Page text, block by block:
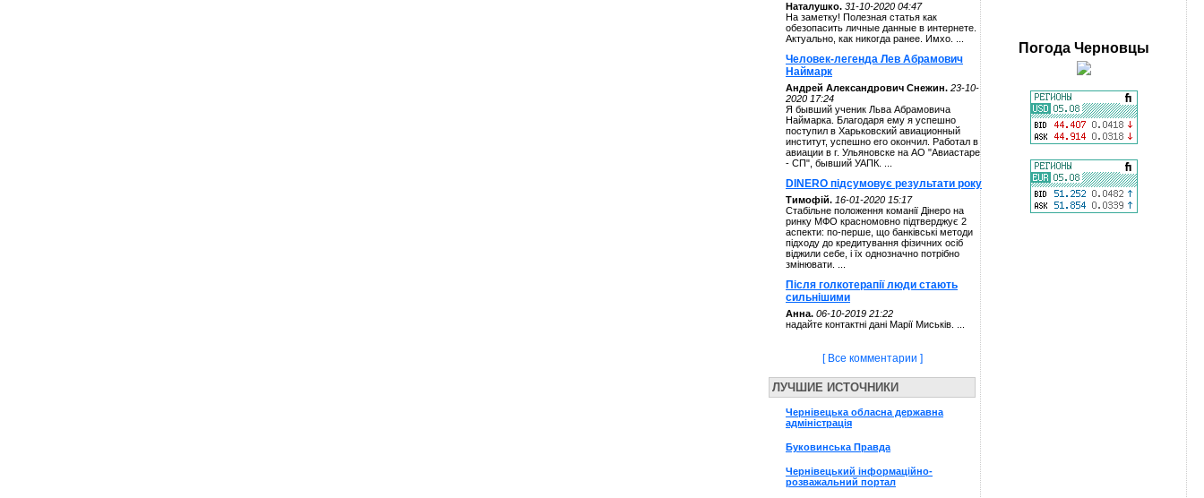
Наталушко. 31-10-2020 04:47
На заметку! Полезная статья как
обезопасить личные данные в интернете.
Актуально, как никогда ранее. Имхо. ...
Человек-легенда Лев Абрамович
Наймарк
Андрей Александрович Снежин. 23-10-
2020 17:24
Я бывший ученик Льва Абрамовича
Наймарка. Благодаря ему я успешно
поступил в Харьковский авиационный
институт, успешно его окончил. Работал в
авиации в г. Ульяновске на АО "Авиастаре
- СП", бывший УАПК. ...
DINERO підсумовує результати року
Тимофій. 16-01-2020 15:17
Стабільне положення команії Дінеро на
ринку МФО красномовно підтверджує 2
аспекти: по-перше, що банківські методи
підходу до кредитування фізичних осіб
віджили себе, і їх однозначно потрібно
змінювати. ...
Після голкотерапії люди стають
сильнішими
Анна. 06-10-2019 21:22
надайте контактні дані Марії Миськів. ...
[ Все комментарии ]
ЛУЧШИЕ ИСТОЧНИКИ
Чернівецька обласна державна
адміністрація
Буковинська Правда
Чернівецький інформаційно-
розважальний портал
Погода Черновцы